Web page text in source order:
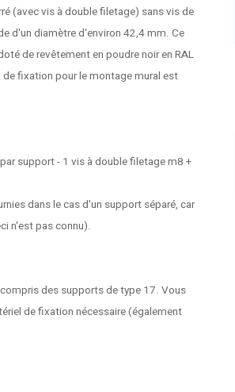
(avec vis à double filetage) sans vis de
d'un diamètre d'environ 42,4 mm. Ce
de revêtement en poudre noir en RAL
fixation pour le montage mural est
support - 1 vis à double filetage m8 +
dans le cas d'un support séparé, car
n'est pas connu).
des supports de type 17. Vous
de fixation nécessaire (également